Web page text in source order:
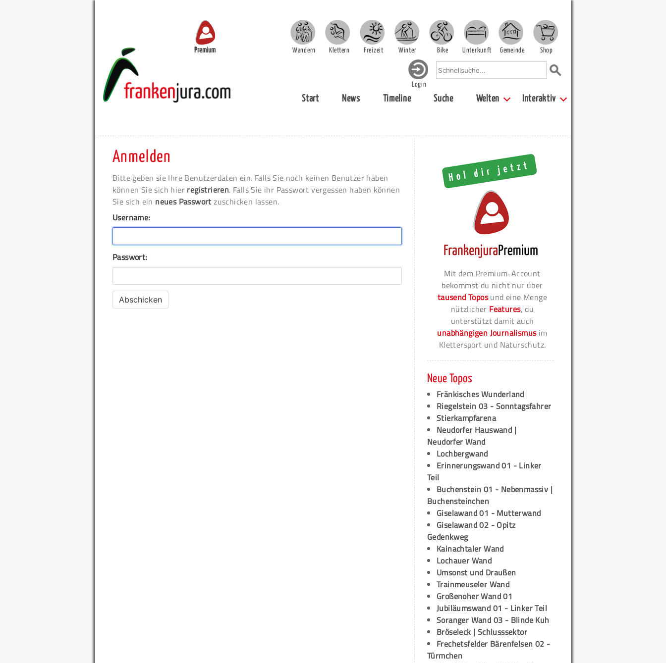
Premium Wandern Klettern Freizeit Winter Bike Unterkunft Gemeinde Shop
Login
Start News Timeline Suche Welten Interaktiv
Anmelden
Bitte geben sie Ihre Benutzerdaten ein. Falls Sie noch keinen Benutzer haben
können Sie sich hier registrieren. Falls Sie ihr Passwort vergessen haben können
Sie sich ein neues Passwort zuschicken lassen.
Username:
Passwort:
Mit dem Premium-Account
bekommst du nicht nur über
tausend Toposund eine Menge
nützlicher Features, du
unterstützt damit auch
unabhängigen Journalismusim
Klettersport und Naturschutz.
Neue Topos
Fränkisches Wunderland
Riegelstein 03 - Sonntagsfahrer
Stierkampfarena
Neudorfer Hauswand |
Neudorfer Wand
Lochbergwand
Erinnerungswand 01 - Linker
Teil
Buchenstein 01 - Nebenmassiv |
Buchensteinchen
Giselawand 01 - Mutterwand
Giselawand 02 - Opitz
Gedenkweg
Kainachtaler Wand
Lochauer Wand
Umsonst und Draußen
Trainmeuseler Wand
Großenoher Wand 01
Jubiläumswand 01 - Linker Teil
Soranger Wand 03 - Blinde Kuh
Bröseleck | Schlusssektor
Frechetsfelder Bärenfelsen 02 -
Türmchen